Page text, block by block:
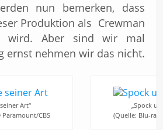
nun bemerken, dass
Produktion als Crewman
wird. Aber sind wir mal
ernst nehmen wir das nicht.
Art“
CBS
„Spock
(Quelle: Blu-